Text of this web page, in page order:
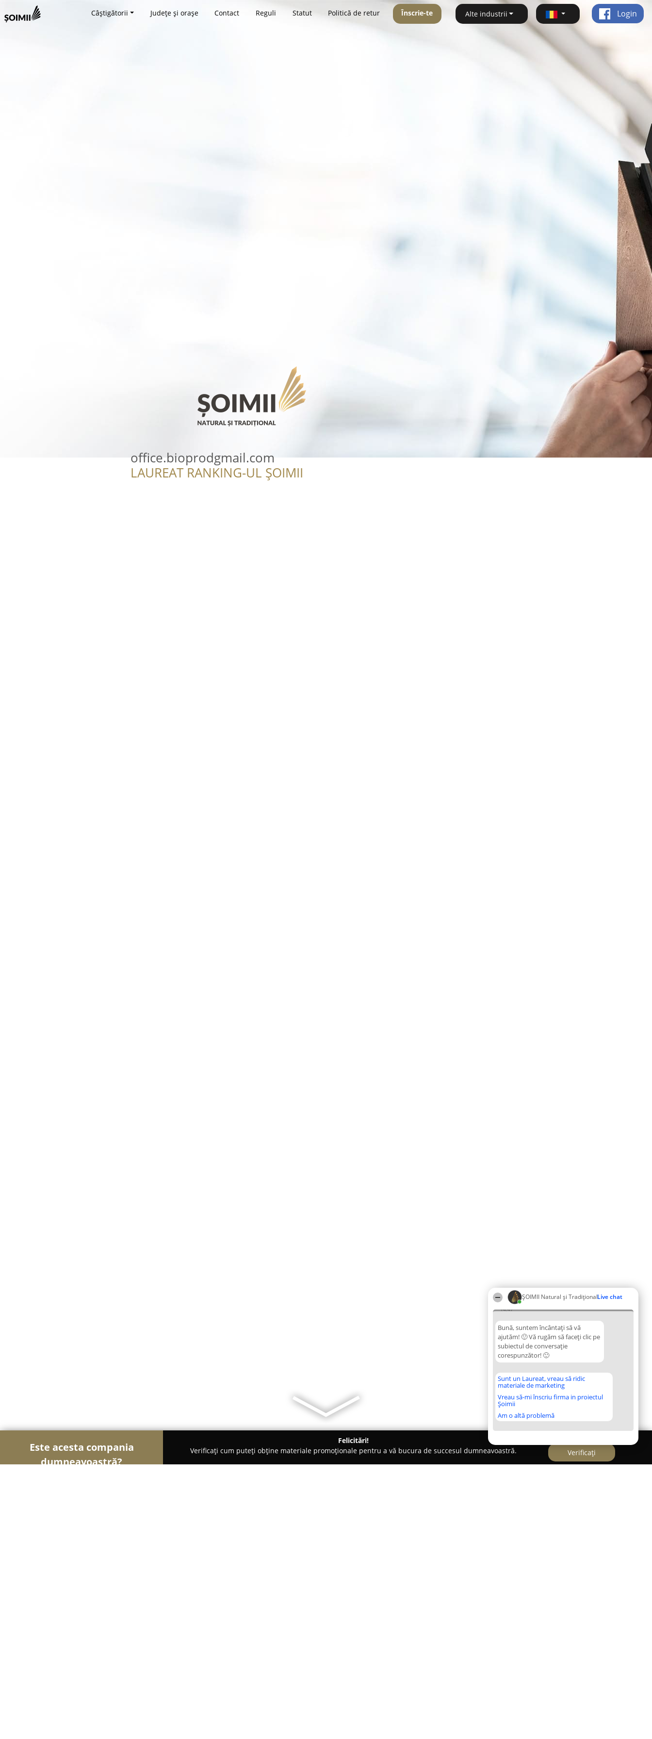
ȘOIMII Natural și TradiționalLive chat
14:47
Bună, suntem încântați să vă
ajutăm! 🙂 Vă rugăm să faceți clic pe
subiectul de conversație
corespunzător! 🙂
Sunt un Laureat, vreau să ridic
materiale de marketing
Vreau să-mi înscriu firma in proiectul
Șoimii
Am o altă problemă
Câștigătorii Județe și orașe Contact Reguli Statut Politică de retur Înscrie-te Alte industrii Login
office.bioprodgmail.com
LAUREAT RANKING-UL ȘOIMII
Este acesta compania
dumneavoastră?
Felicitări!
Verificați cum puteți obține materiale promoționale pentru a vă bucura de succesul dumneavoastră.
Verificați